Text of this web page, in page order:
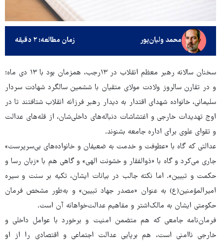
محمد ولیان‌پور زمان مطالعه: ۲ دقیقه
سخنان سالانه رهبر معظم انقلاب در ۱۳رجب، همزمان بود با ۱۳ دی ‌ماه؛
و در تقارن سالروز ولادت مولای متقیان با ششمین سالگرد شهادت سردار
سلیمانی، خانواده شهدای اقتدار به دیدار رهبر فرزانه انقلاب شتافتند تا در
اوج تهدیدات خارجی و اغتشاشات دنباله‌های داخلی‌شان، از قله‌های عدالت
و تقوای علوی برای اداره جامعه بشنوند.
عدالتی که گاه با «عطوفت و خدمت به ضعیفان و خانواده‌های بی‌سرپرست»
جاری می‌کرد و گاه با «ذوالفقار و خشونت الهی» و گاهی هم با «زبان رسا و
حکمت و تبیین». اما نکته جالب در بیانات ایشان، تکیه بر سنت و سیره
امیرالمؤمنین(ع) به عنوان «مصدر جهاد تبیین» و به‌طور مشخص فرمان
حکومتی ایشان به مالک‌اشتر و مفاهیم عدالت‌خواهانه آن است.
فرمان‌نامه جامعی که هم متضمن امنیت و برخورد با عوامل داخلی و
خارجی ناامنی است، هم برپایی عدالت اجتماعی و اقتصادی را از او